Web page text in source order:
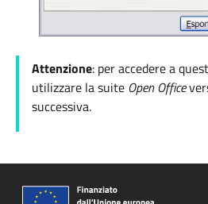
Attenzione: per accedere a
utilizzare la suite Open Office
successiva.